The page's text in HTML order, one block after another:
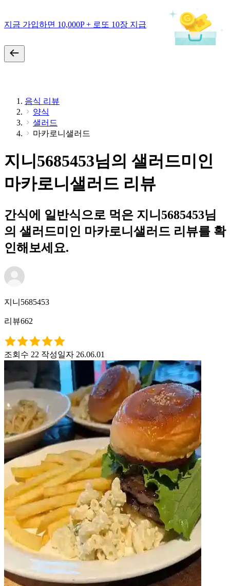
지금 가입하면 10,000P + 로또 10장 지급
음식 리뷰
양식
샐러드
마카로니샐러드
지니5685453님의 샐러드미인
마카로니샐러드 리뷰
간식에 일반식으로 먹은 지니5685453님
의 샐러드미인 마카로니샐러드 리뷰를 확
인해보세요.
지니5685453
리뷰662
조회수 22 작성일자 26.06.01